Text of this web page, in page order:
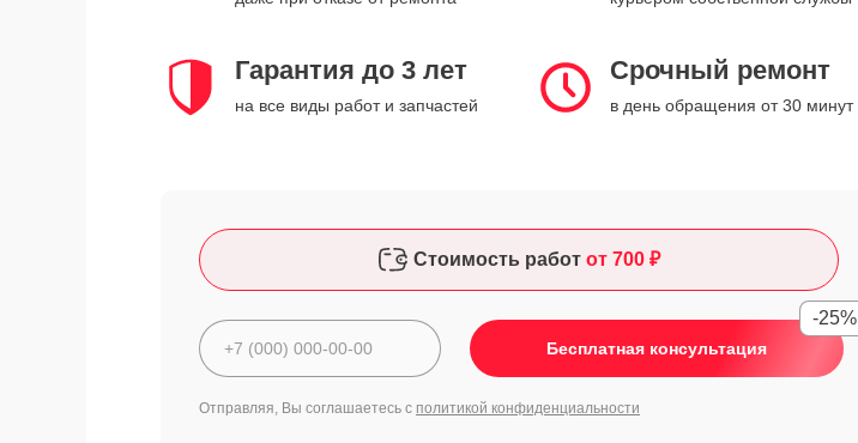
Гарантия до 3 лет
на все виды работ и запчастей
Срочный ремонт
в день обращения от 30 минут
Стоимость работ от 700 ₽
Бесплатная консультация
-25%
Отправляя, Вы соглашаетесь с политикой конфиденциальности